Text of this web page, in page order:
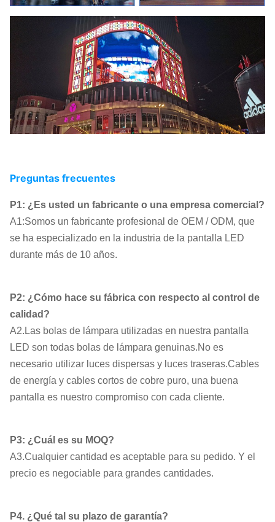
Temperatura de
funcionamiento:
En exteriores
Humedad de
funcionamiento:
10% a 90% de
HRC
Preguntas frecuentes
P1: ¿Es usted un fabricante o una empresa comercial?
A1:Somos un fabricante profesional de OEM / ODM, que
se ha especializado en la industria de la pantalla LED
durante más de 10 años.
P2: ¿Cómo hace su fábrica con respecto al control de
calidad?
A2.Las bolas de lámpara utilizadas en nuestra pantalla
LED son todas bolas de lámpara genuinas.No es
necesario utilizar luces dispersas y luces traseras.Cables
de energía y cables cortos de cobre puro, una buena
pantalla es nuestro compromiso con cada cliente.
P3: ¿Cuál es su MOQ?
A3.Cualquier cantidad es aceptable para su pedido. Y el
precio es negociable para grandes cantidades.
P4. ¿Qué tal su plazo de garantía?